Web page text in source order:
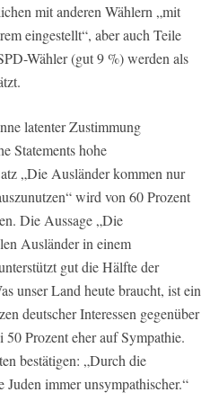
mit anderen Wählern „mit
eingestellt“, aber auch Teile
Wähler (gut 9 %) werden als
latenter Zustimmung
Statements hohe
„Die Ausländer kommen nur
wird von 60 Prozent
Die Aussage „Die
Ausländer in einem
gut die Hälfte der
unser Land heute braucht, ist ein
deutscher Interessen gegenüber
Prozent eher auf Sympathie.
bestätigen: „Durch die
immer unsympathischer.“